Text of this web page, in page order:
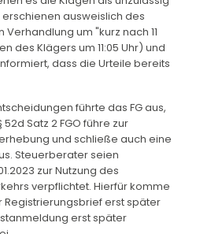
ausweislich des
um "kurz nach 11
des Klägers um 11:05 Uhr) und
dass die Urteile bereits
führte das FG aus,
Satz 2 FGO führe zur
und schließe auch eine
Steuerberater seien
zur Nutzung des
verpflichtet. Hierfür komme
erst später
erst später